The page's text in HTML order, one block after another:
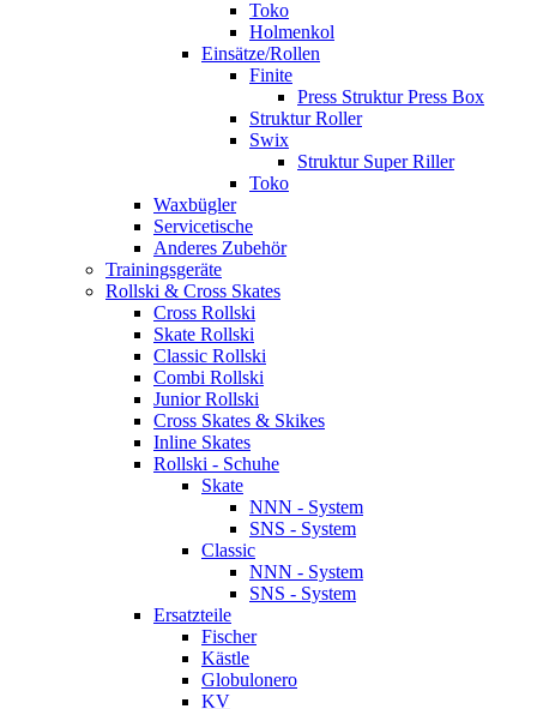
Toko
Holmenkol
Einsätze/Rollen
Finite
Press Struktur Press Box
Struktur Roller
Swix
Struktur Super Riller
Toko
Waxbügler
Servicetische
Anderes Zubehör
Trainingsgeräte
Rollski & Cross Skates
Cross Rollski
Skate Rollski
Classic Rollski
Combi Rollski
Junior Rollski
Cross Skates & Skikes
Inline Skates
Rollski - Schuhe
Skate
NNN - System
SNS - System
Classic
NNN - System
SNS - System
Ersatzteile
Fischer
Kästle
Globulonero
KV